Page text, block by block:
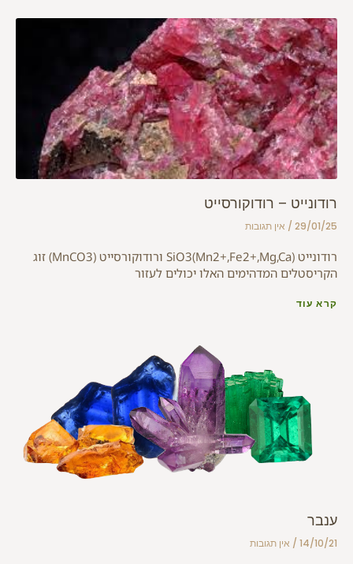
רודונייט – רודוקורסייט
29/01/25 אין תגובות
רודונייט (Mn2+,Fe2+,Mg,Ca)SiO3 ורודוקורסייט (MnCO3) זוג
הקריסטלים המדהימים האלו יכולים לעזור
קרא עוד
ענבר
14/10/21 אין תגובות